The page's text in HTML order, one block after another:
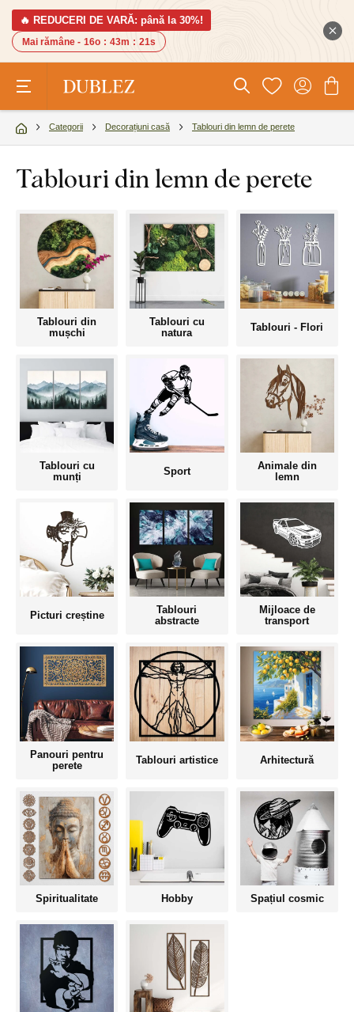
🔥 REDUCERI DE VARĂ: până la 30%!
Mai rămâne - 16o : 43m : 20s
Categorii Decorațiuni casă Tablouri din lemn de perete
Tablouri din lemn de perete
Tablouri din
mușchi
Tablouri cu
natura
Tablouri - Flori
Tablouri cu
munți
Sport
Animale din
lemn
Picturi creștine
Tablouri
abstracte
Mijloace de
transport
Panouri pentru
perete
Tablouri artistice Arhitectură
Spiritualitate Hobby Spațiul cosmic